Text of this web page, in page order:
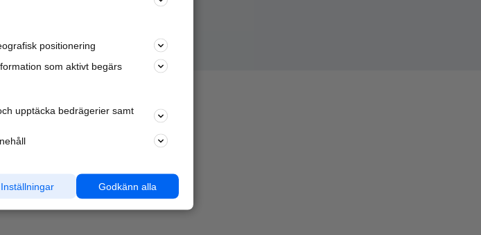
positionering
som aktivt begärs
upptäcka bedrägerier samt
Godkänn alla
Inställningar